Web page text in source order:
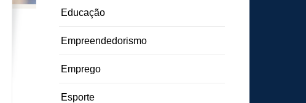
Educação
Empreendedorismo
Emprego
Esporte